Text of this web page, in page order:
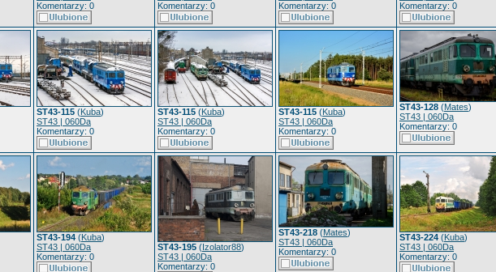
Komentarzy: 0
Komentarzy: 0
Komentarzy: 0
Komentarzy: 0
ST43-115 (Kuba)
ST43 | 060Da
Komentarzy: 0
ST43-115 (Kuba)
ST43 | 060Da
Komentarzy: 0
ST43-115 (Kuba)
ST43 | 060Da
Komentarzy: 0
ST43-128 (Mates)
ST43 | 060Da
Komentarzy: 0
ST43-194 (Kuba)
ST43 | 060Da
Komentarzy: 0
ST43-195 (Izolator88)
ST43 | 060Da
Komentarzy: 0
ST43-218 (Mates)
ST43 | 060Da
Komentarzy: 0
ST43-224 (Kuba)
ST43 | 060Da
Komentarzy: 0